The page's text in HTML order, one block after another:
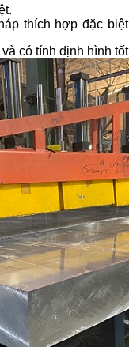
thích hợp đặc
có tính định hình